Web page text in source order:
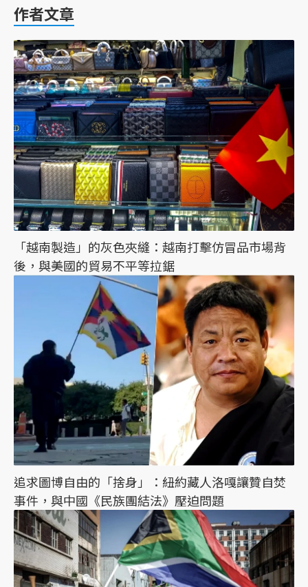
作者文章
「越南製造」的灰色夾縫：越南打擊仿冒品市場背
後，與美國的貿易不平等拉鋸
追求圖博自由的「捨身」：紐約藏人洛嘎讓贊自焚
事件，與中國《民族團結法》壓迫問題